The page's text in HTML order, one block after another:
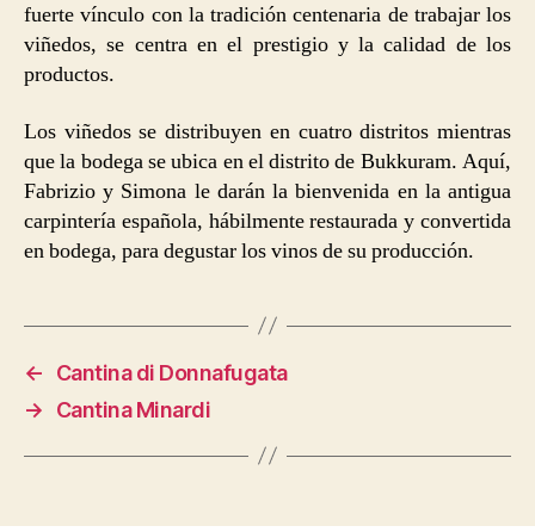
fuerte vínculo con la tradición centenaria de trabajar los
viñedos, se centra en el prestigio y la calidad de los
productos.
Los viñedos se distribuyen en cuatro distritos mientras
que la bodega se ubica en el distrito de Bukkuram. Aquí,
Fabrizio y Simona le darán la bienvenida en la antigua
carpintería española, hábilmente restaurada y convertida
en bodega, para degustar los vinos de su producción.
←
Cantina di Donnafugata
→
Cantina Minardi